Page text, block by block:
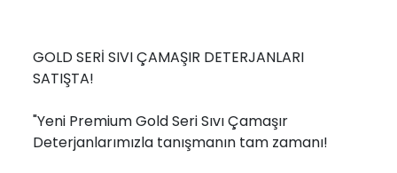
GOLD SERİ SIVI ÇAMAŞIR DETERJANLARI
SATIŞTA!
"Yeni Premium Gold Seri Sıvı Çamaşır
Deterjanlarımızla tanışmanın tam zamanı!